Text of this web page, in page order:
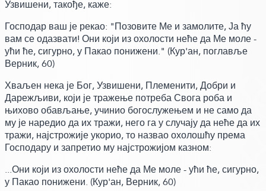
Узвишени, такође,каже:
Господар ваш је рекао: "Позовите Ме и замолите, Ја ћу
вам се одазвати! Они који из охолости неће да Ме моле -
ући ће, сигурно, у Пакао понижени." (Кур'ан, поглавље
Верник, 60)
Хваљен нека је Бог, Узвишени, Племенити, Добри и
Дарежљиви, који је тражење потреба Свога роба и
њихово обављање, учинио богослужењем и не само да
му је наредио да их тражи, него га у случају да неће да их
тражи, најстрожије укорио,то назвао охолошћу према
Господару и запретио му најстрожијом казном:
...Они који из охолости неће да Ме моле - ући ће, сигурно,
у Пакао понижени. (Кур'ан, Верник, 60)